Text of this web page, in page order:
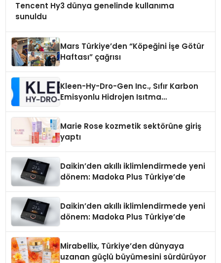
Tencent Hy3 dünya genelinde kullanıma
sunuldu
Mars Türkiye’den “Köpeğini İşe Götür
Haftası” çağrısı
Kleen-Hy-Dro-Gen Inc., Sıfır Karbon
Emisyonlu Hidrojen Isıtma
Marie Rose kozmetik sektörüne giriş
yaptı
Daikin’den akıllı iklimlendirmede yeni
dönem: Madoka Plus Türkiye’de
Daikin’den akıllı iklimlendirmede yeni
dönem: Madoka Plus Türkiye’de
Mirabellix, Türkiye’den dünyaya
uzanan güçlü büyümesini sürdürüyor